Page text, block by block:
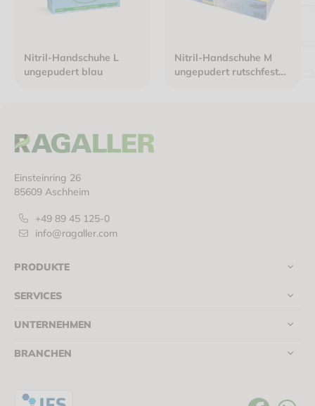
Nitril-Handschuhe L
ungepudert blau
Nitril-Handschuhe M
ungepudert rutschfest
Einsteinring 26
85609 Aschheim
+49 89 45 125-0
info@ragaller.com
PRODUKTE
SERVICES
UNTERNEHMEN
BRANCHEN